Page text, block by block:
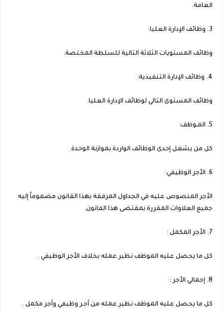
العامة.
3. وظائف الإدارة العليا:
وظائف المستويات الثلاثة التالية للسلطة المختصة.
4. وظائف الإدارة التنفيذية:
وظائف المستوى التالي لوظائف الإدارة العليا.
5. المـوظف:
كل من يشغل إحدى الوظائف الواردة بموازنة الوحدة.
6. الأجر الوظيفي:
الأجر المنصوص عليه في الجداول المرفقة بهذا القانون مضموماً إليه
جميع العلاوات المقررة بمقتضى هذا القانون.
7. الأجر المكمل :
كل ما يحصل عليه الموظف نظير عمله بخلاف الأجر الوظيفي .
8. إجمالي الأجر :
كل ما يحصل عليه الموظف نظير عمله من أجـر وظيفي وأجر مكمل .